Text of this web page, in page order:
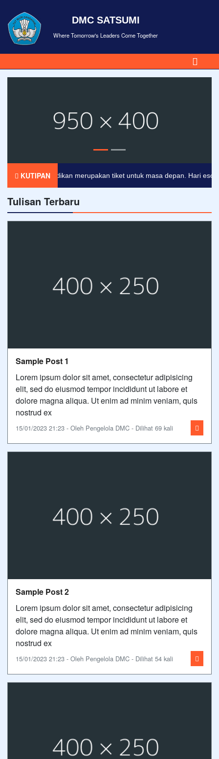
DMC SATSUMI
Where Tomorrow's Leaders Come Together
KUTIPAN
Pendidikan merupakan tiket untuk masa depan. Hari esok
Tulisan Terbaru
Sample Post 1
Lorem ipsum dolor sit amet, consectetur adipisicing
elit, sed do eiusmod tempor incididunt ut labore et
dolore magna aliqua. Ut enim ad minim veniam, quis
nostrud ex
15/01/2023 21:23 - Oleh Pengelola DMC - Dilihat 69 kali
Sample Post 2
Lorem ipsum dolor sit amet, consectetur adipisicing
elit, sed do eiusmod tempor incididunt ut labore et
dolore magna aliqua. Ut enim ad minim veniam, quis
nostrud ex
15/01/2023 21:23 - Oleh Pengelola DMC - Dilihat 54 kali